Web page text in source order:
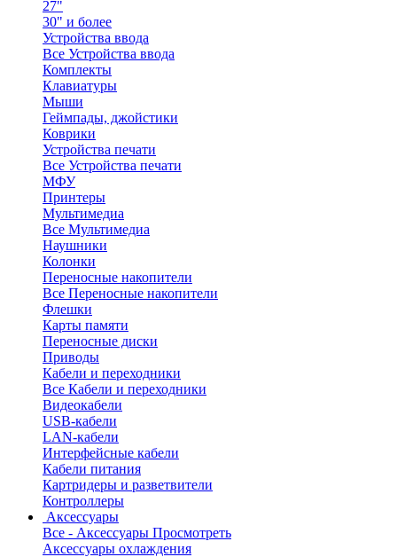
27"
30" и более
Устройства ввода
Все Устройства ввода
Комплекты
Клавиатуры
Мыши
Геймпады, джойстики
Коврики
Устройства печати
Все Устройства печати
МФУ
Принтеры
Мультимедиа
Все Мультимедиа
Наушники
Колонки
Переносные накопители
Все Переносные накопители
Флешки
Карты памяти
Переносные диски
Приводы
Кабели и переходники
Все Кабели и переходники
Видеокабели
USB-кабели
LAN-кабели
Интерфейсные кабели
Кабели питания
Картридеры и разветвители
Контроллеры
Аксессуары
Все - Аксессуары Просмотреть
Аксессуары охлаждения